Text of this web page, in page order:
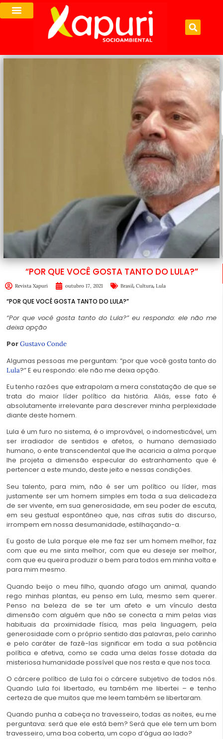
“POR QUE VOCÊ GOSTA TANTO DO LULA?”
Revista Xapuri outubro 17, 2021 Brasil, Cultura, Lula
“POR QUE VOCÊ GOSTA TANTO DO LULA?”
“Por que você gosta tanto do Lula?” eu respondo: ele não me
deixa opção
PorGustavo Conde
Algumas pessoas me perguntam: “por que você gosta tanto do
Lula?” E eu respondo: ele não me deixa opção.
Eu tenho razões que extrapolam a mera constatação de que se
trata do maior líder político da história. Aliás, esse fato é
absolutamente irrelevante para descrever minha perplexidade
diante deste homem.
Lula é um furo no sistema, é o improvável, o indomesticável, um
ser irradiador de sentidos e afetos, o humano demasiado
humano, o ente transcendental que lhe acaricia a alma porque
lhe projeta a dimensão especular do estranhamento que é
pertencer a este mundo, deste jeito e nessas condições.
Seu talento, para mim, não é ser um político ou líder, mas
justamente ser um homem simples em toda a sua delicadeza
de ser vivente, em sua generosidade, em seu poder de escuta,
em seu gestual espontâneo que, nas cifras sutis do discurso,
irrompem em nossa desumanidade, estilhaçando-a.
Eu gosto de Lula porque ele me faz ser um homem melhor, faz
com que eu me sinta melhor, com que eu deseje ser melhor,
com que eu queira produzir o bem para todos em minha volta e
para mim mesmo.
Quando beijo o meu filho, quando afago um animal, quando
rego minhas plantas, eu penso em Lula, mesmo sem querer.
Penso na beleza de se ter um afeto e um vínculo desta
dimensão com alguém que não se conecta a mim pelas vias
habituais da proximidade física, mas pela linguagem, pela
generosidade com o próprio sentido das palavras, pelo carinho
e pelo caráter de fazê-las significar em toda a sua potência
política e afetiva, como se cada uma delas fosse dotada da
misteriosa humanidade possível que nos resta e que nos toca.
O cárcere político de Lula foi o cárcere subjetivo de todos nós.
Quando Lula foi libertado, eu também me libertei – e tenho
certeza de que muitos que me leem também se libertaram.
Quando punha a cabeça no travesseiro, todas as noites, eu me
perguntava: será que ele está bem? Será que ele tem um bom
travesseiro, uma boa coberta, um copo d’água ao lado?